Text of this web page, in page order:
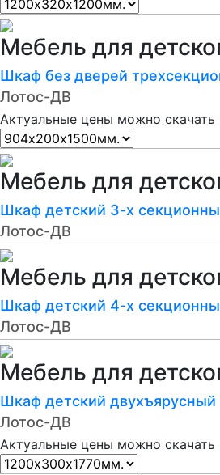
Мебель для
Шкаф без дверей
Лотос-ДВ
Актуальные цены можно скачать
Мебель для
Шкаф детский 3-х
Лотос-ДВ
Мебель для
Шкаф детский 4-х
Лотос-ДВ
Мебель для
Шкаф детский двухъярусный
Лотос-ДВ
Актуальные цены можно скачать